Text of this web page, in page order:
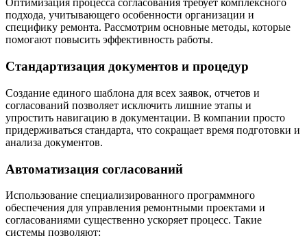
Оптимизация процесса согласования требует комплексного
подхода, учитывающего особенности организации и
специфику ремонта. Рассмотрим основные методы, которые
помогают повысить эффективность работы.
Стандартизация документов и процедур
Создание единого шаблона для всех заявок, отчетов и
согласований позволяет исключить лишние этапы и
упростить навигацию в документации. В компании просто
придерживаться стандарта, что сокращает время подготовки и
анализа документов.
Автоматизация согласований
Использование специализированного программного
обеспечения для управления ремонтными проектами и
согласованиями существенно ускоряет процесс. Такие
системы позволяют: